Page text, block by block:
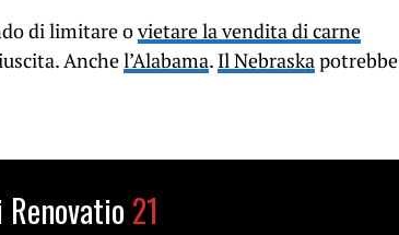
di limitare ovietare la vendita di carne
Anchel’Alabama. Il Nebraskapotrebbe
21